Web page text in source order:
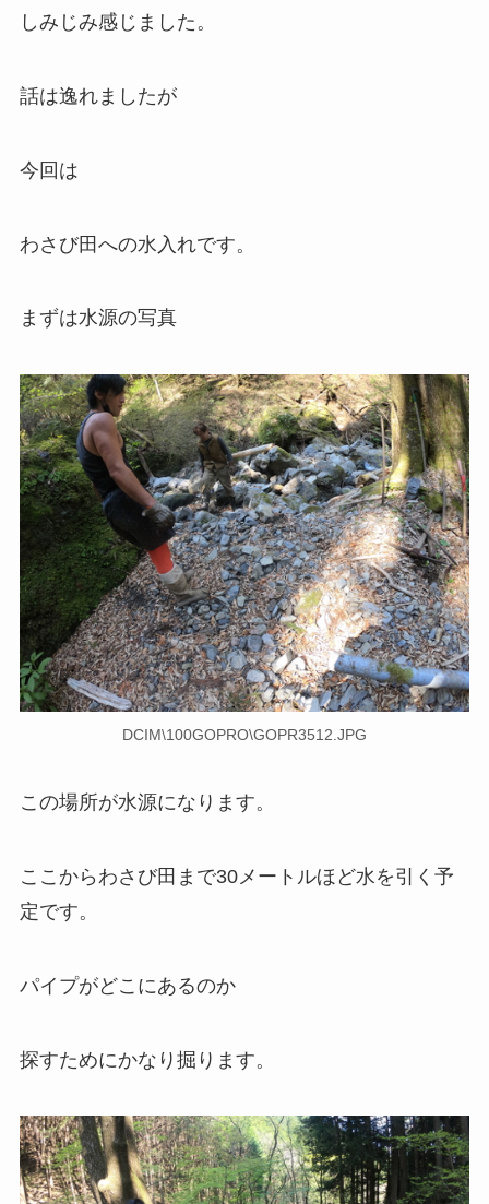
しみじみ感じました。
話は逸れましたが
今回は
わさび田への水入れです。
まずは水源の写真
DCIM\100GOPRO\GOPR3512.JPG
この場所が水源になります。
ここからわさび田まで30メートルほど水を引く予
定です。
パイプがどこにあるのか
探すためにかなり掘ります。